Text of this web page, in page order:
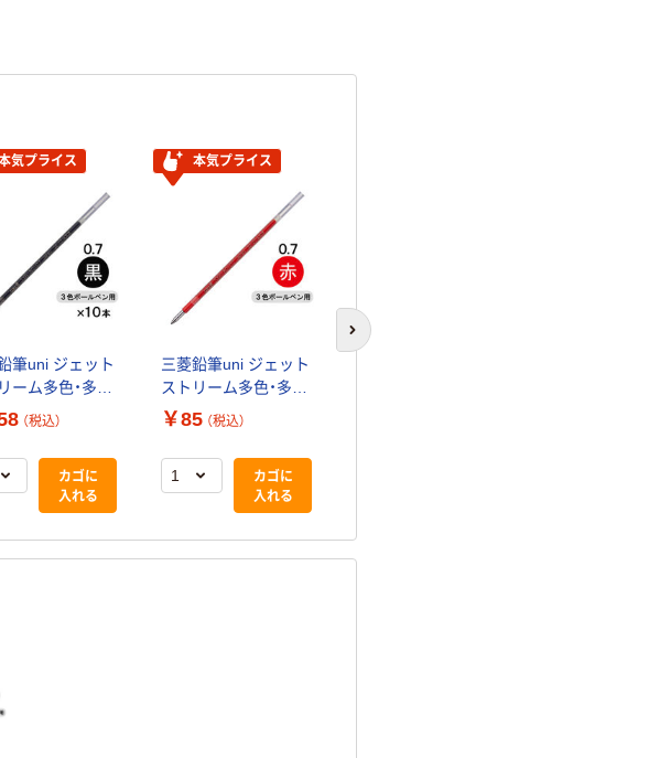
気プライス
筆uni ジェット
ーム多色・多機
芯 紙パッケ
1箱
）
（税込）
カゴに
入れる
本気プライス
三菱鉛筆uni ジェット
ストリーム多色・多機
能用替芯 紙パッケ
SXR8007K.15 1本
￥85 （税込）
カゴに
入れる
次のスライドへ